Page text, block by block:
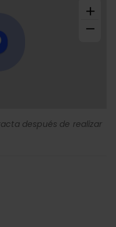
+
−
después de realizar